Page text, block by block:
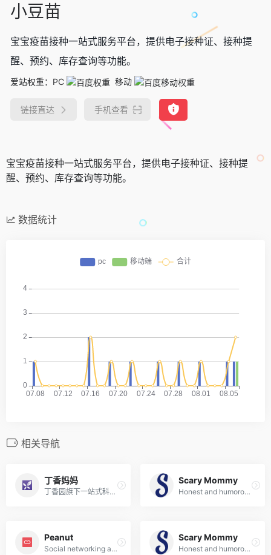
小豆苗
宝宝疫苗接种一站式服务平台，提供电子接种证、接种提
醒、预约、库存查询等功能。
爱站权重： PC 移动
链接直达 手机查看
宝宝疫苗接种一站式服务平台，提供电子接种证、接种提
醒、预约、库存查询等功能。
数据统计
相关导航
丁香妈妈
丁香园旗下一站式科学孕育平台，由专业医生、营养师团队提供0-6岁育儿知识与课程。
Scary Mommy
Honest and humorous parenting community covering real-life parenting, pregnancy, and family life.
Peanut
Social networking app for mothers to find friends, support groups, and parenting communities nearby.
Scary Mommy
Honest and humorous parenting community covering real-life parenting, pregnancy, and family life.